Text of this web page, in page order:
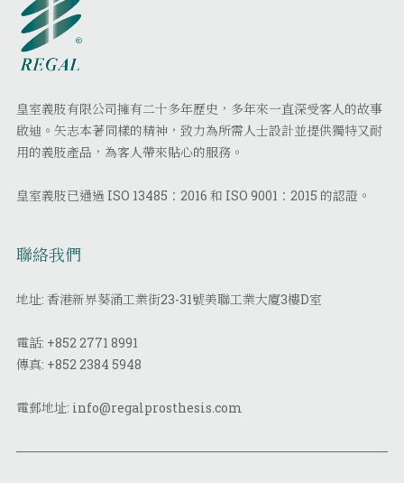
皇室義肢有限公司擁有二十多年歷史，多年來一直深受客人的故事
啟迪。矢志本著同樣的精神，致力為所需人士設計並提供獨特又耐
用的義肢產品，為客人帶來貼心的服務。
皇室義肢已通過 ISO 13485：2016 和 ISO 9001：2015 的認證。
聯絡我們
地址: 香港新界葵涌工業街23-31號美聯工業大廈3樓D室
電話: +852 2771 8991
傳真: +852 2384 5948
電郵地址: info@regalprosthesis.com